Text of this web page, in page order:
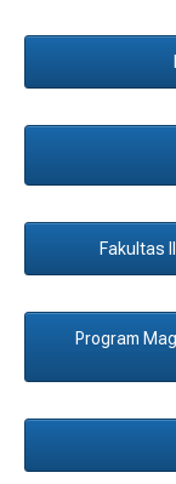
Fakultas
Program